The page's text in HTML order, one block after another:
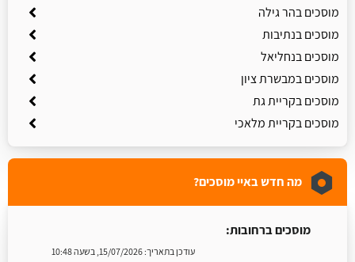
מוסכים בהר גילה
מוסכים בנתיבות
מוסכים בנחליאל
מוסכים במבשרת ציון
מוסכים בקריית גת
מוסכים בקריית מלאכי
מה חדש באיי מוסכים?
מוסכים ברחובות:
עודכן בתאריך:15/07/2026, בשעה 10:48